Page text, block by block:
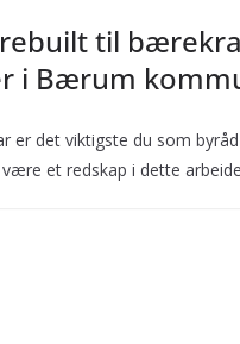
til
i Bærum
er det viktigste du som
et redskap i dette